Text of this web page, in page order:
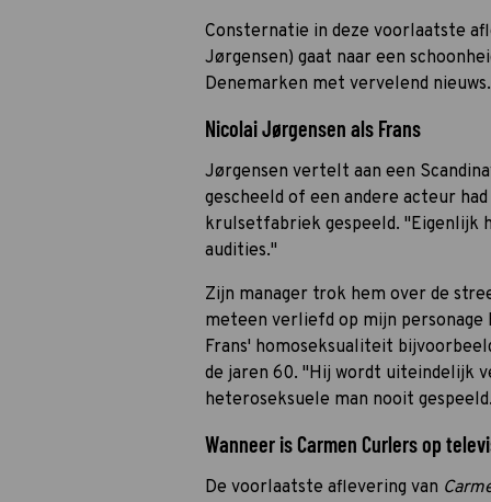
Consternatie in deze voorlaatste
Jørgensen) gaat naar een
Denemarken met vervelend nieuws.
Nicolai Jørgensen als Frans
Jørgensen vertelt aan een
gescheeld of een andere acteur
krulsetfabriek gespeeld. "Eigenlijk
audities."
Zijn manager trok hem over de
meteen verliefd op mijn personage
Frans' homoseksualiteit
de jaren 60. "Hij wordt uiteindelijk
heteroseksuele man nooit
Wanneer is Carmen Curlers op
De voorlaatste aflevering van